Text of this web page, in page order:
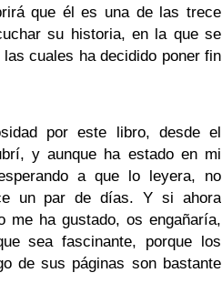
que él es una de las trece
su historia, en la que se
cuales ha decidido poner fin
por este libro, desde el
y aunque ha estado en mi
a que lo leyera, no
un par de días. Y si ahora
me ha gustado, os engañaría,
sea fascinante, porque los
de sus páginas son bastante